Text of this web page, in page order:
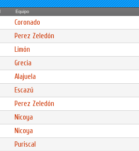
Equipo
Coronado
Perez Zeledón
Limón
Grecia
Alajuela
Escazú
Perez Zeledón
Nicoya
Nicoya
Puriscal